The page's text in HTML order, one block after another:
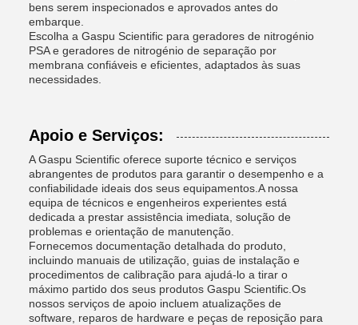
bens serem inspecionados e aprovados antes do
embarque.
Escolha a Gaspu Scientific para geradores de nitrogénio
PSA e geradores de nitrogénio de separação por
membrana confiáveis e eficientes, adaptados às suas
necessidades.
Apoio e Serviços:
A Gaspu Scientific oferece suporte técnico e serviços
abrangentes de produtos para garantir o desempenho e a
confiabilidade ideais dos seus equipamentos.A nossa
equipa de técnicos e engenheiros experientes está
dedicada a prestar assistência imediata, solução de
problemas e orientação de manutenção.
Fornecemos documentação detalhada do produto,
incluindo manuais de utilização, guias de instalação e
procedimentos de calibração para ajudá-lo a tirar o
máximo partido dos seus produtos Gaspu Scientific.Os
nossos serviços de apoio incluem atualizações de
software, reparos de hardware e peças de reposição para